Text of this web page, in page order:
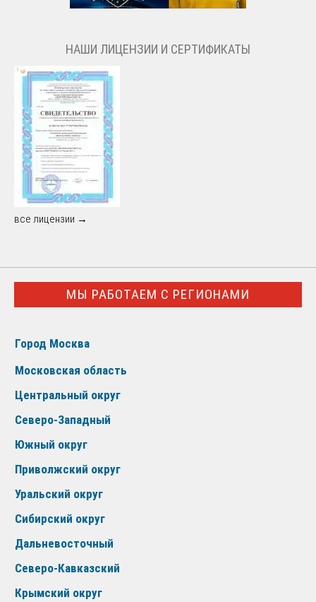
НАШИ ЛИЦЕНЗИИ И СЕРТИФИКАТЫ
все лицензии →
МЫ РАБОТАЕМ С РЕГИОНАМИ
Город Москва
Московская область
Центральный округ
Северо-Западный
Южный округ
Приволжский округ
Уральский округ
Сибирский округ
Дальневосточный
Северо-Кавказский
Крымский округ